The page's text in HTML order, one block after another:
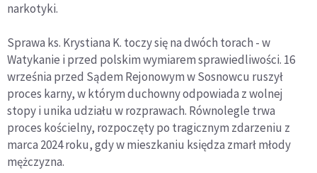
narkotyki.
Sprawa ks. Krystiana K. toczy się na dwóch torach - w
Watykanie i przed polskim wymiarem sprawiedliwości. 16
września przed Sądem Rejonowym w Sosnowcu ruszył
proces karny, w którym duchowny odpowiada z wolnej
stopy i unika udziału w rozprawach. Równolegle trwa
proces kościelny, rozpoczęty po tragicznym zdarzeniu z
marca 2024 roku, gdy w mieszkaniu księdza zmarł młody
mężczyzna.